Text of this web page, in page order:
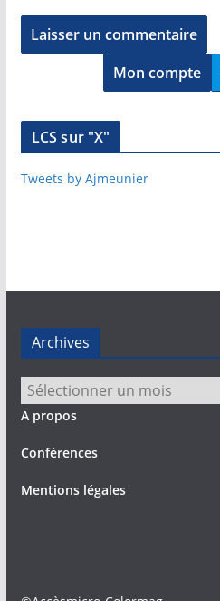
Mon compte
LCS sur "X"
Tweets by Ajmeunier
Archives
Archives
A propos
Conférences
Mentions légales